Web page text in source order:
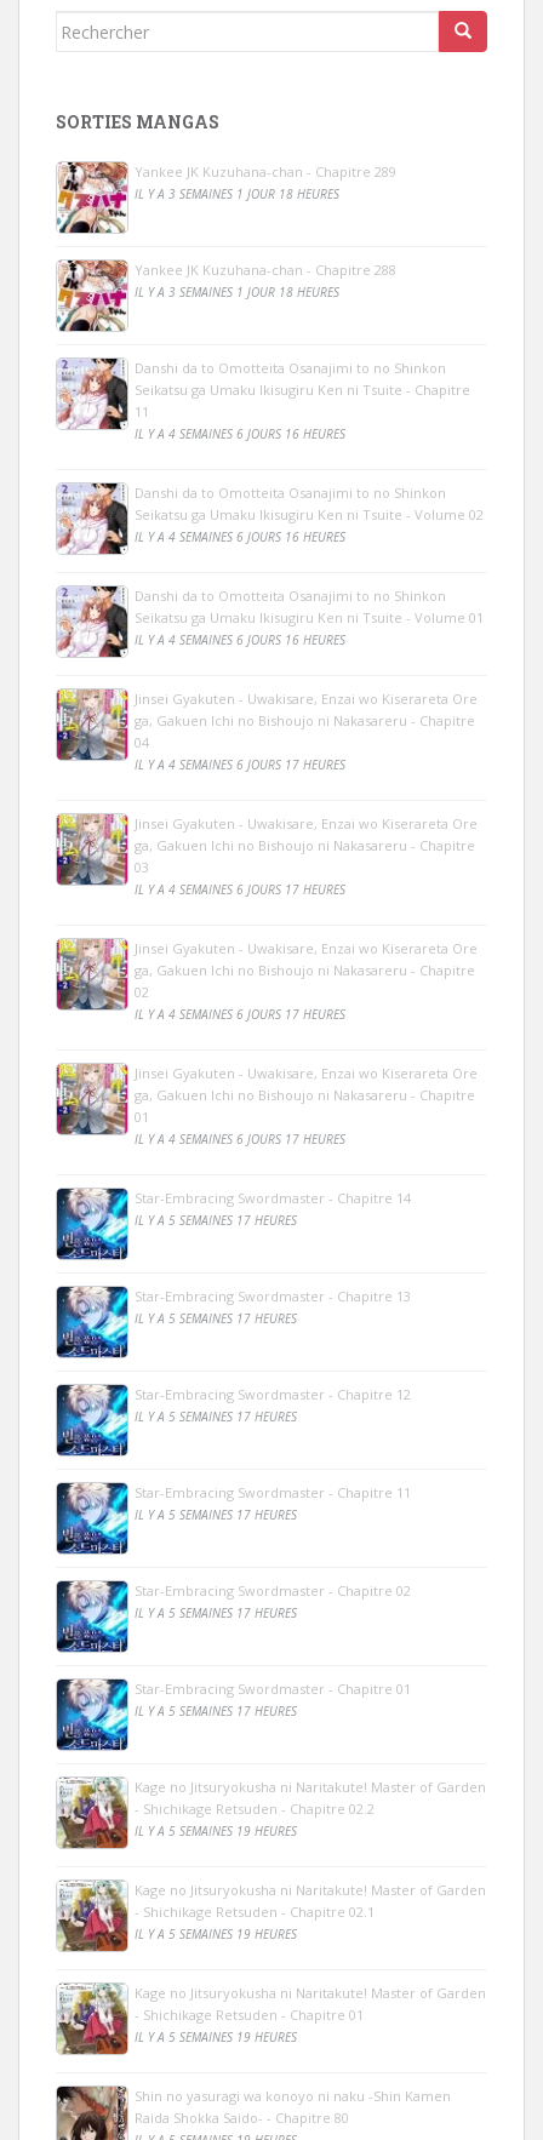
Rechercher...
SORTIES MANGAS
Yankee JK Kuzuhana-chan - Chapitre 289
IL Y A 3 SEMAINES 1 JOUR 18 HEURES
Yankee JK Kuzuhana-chan - Chapitre 288
IL Y A 3 SEMAINES 1 JOUR 18 HEURES
Danshi da to Omotteita Osanajimi to no Shinkon
Seikatsu ga Umaku Ikisugiru Ken ni Tsuite - Chapitre
11
IL Y A 4 SEMAINES 6 JOURS 16 HEURES
Danshi da to Omotteita Osanajimi to no Shinkon
Seikatsu ga Umaku Ikisugiru Ken ni Tsuite - Volume 02
IL Y A 4 SEMAINES 6 JOURS 16 HEURES
Danshi da to Omotteita Osanajimi to no Shinkon
Seikatsu ga Umaku Ikisugiru Ken ni Tsuite - Volume 01
IL Y A 4 SEMAINES 6 JOURS 16 HEURES
Jinsei Gyakuten - Uwakisare, Enzai wo Kiserareta Ore
ga, Gakuen Ichi no Bishoujo ni Nakasareru - Chapitre
04
IL Y A 4 SEMAINES 6 JOURS 17 HEURES
Jinsei Gyakuten - Uwakisare, Enzai wo Kiserareta Ore
ga, Gakuen Ichi no Bishoujo ni Nakasareru - Chapitre
03
IL Y A 4 SEMAINES 6 JOURS 17 HEURES
Jinsei Gyakuten - Uwakisare, Enzai wo Kiserareta Ore
ga, Gakuen Ichi no Bishoujo ni Nakasareru - Chapitre
02
IL Y A 4 SEMAINES 6 JOURS 17 HEURES
Jinsei Gyakuten - Uwakisare, Enzai wo Kiserareta Ore
ga, Gakuen Ichi no Bishoujo ni Nakasareru - Chapitre
01
IL Y A 4 SEMAINES 6 JOURS 17 HEURES
Star-Embracing Swordmaster - Chapitre 14
IL Y A 5 SEMAINES 17 HEURES
Star-Embracing Swordmaster - Chapitre 13
IL Y A 5 SEMAINES 17 HEURES
Star-Embracing Swordmaster - Chapitre 12
IL Y A 5 SEMAINES 17 HEURES
Star-Embracing Swordmaster - Chapitre 11
IL Y A 5 SEMAINES 17 HEURES
Star-Embracing Swordmaster - Chapitre 02
IL Y A 5 SEMAINES 17 HEURES
Star-Embracing Swordmaster - Chapitre 01
IL Y A 5 SEMAINES 17 HEURES
Kage no Jitsuryokusha ni Naritakute! Master of Garden
- Shichikage Retsuden - Chapitre 02.2
IL Y A 5 SEMAINES 19 HEURES
Kage no Jitsuryokusha ni Naritakute! Master of Garden
- Shichikage Retsuden - Chapitre 02.1
IL Y A 5 SEMAINES 19 HEURES
Kage no Jitsuryokusha ni Naritakute! Master of Garden
- Shichikage Retsuden - Chapitre 01
IL Y A 5 SEMAINES 19 HEURES
Shin no yasuragi wa konoyo ni naku -Shin Kamen
Raida Shokka Saido- - Chapitre 80